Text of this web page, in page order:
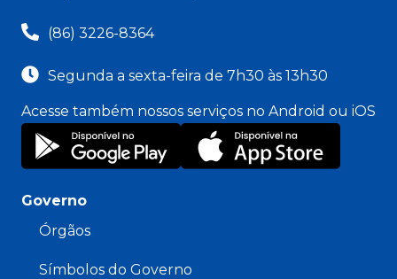
(86) 3226-8364
Segunda a sexta-feira de 7h30 às 13h30
Acesse também nossos serviços no Android ou iOS
Governo
Órgãos
Símbolos do Governo